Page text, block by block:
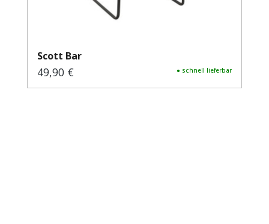
Scott Bar
Regulärer Preis:
49,90 € ● schnell lieferbar